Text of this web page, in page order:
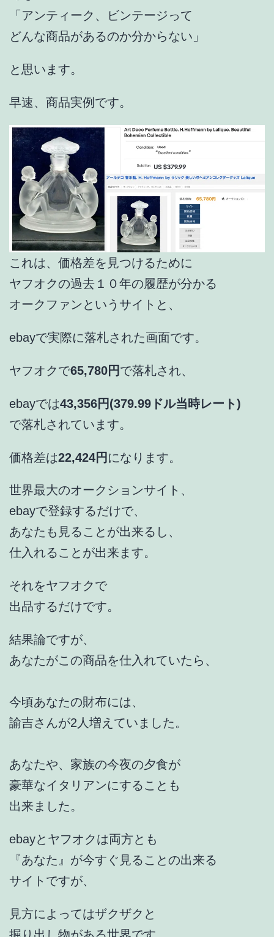
「アンティーク、ビンテージって
どんな商品があるのか分からない」
と思います。
早速、商品実例です。
これは、価格差を見つけるために
ヤフオクの過去１０年の履歴が分かる
オークファンというサイトと、
ebayで実際に落札された画面です。
ヤフオクで65,780円で落札され、
ebayでは43,356円(379.99ドル当時レート)
で落札されています。
価格差は22,424円 になります。
世界最大のオークションサイト、
ebayで登録するだけで、
あなたも見ることが出来るし、
仕入れることが出来ます。
それをヤフオクで
出品するだけです。
結果論ですが、
あなたがこの商品を仕入れていたら、
今頃あなたの財布には、
諭吉さんが2人増えていました。
あなたや、家族の今夜の夕食が
豪華なイタリアンにすることも
出来ました。
ebayとヤフオクは両方とも
『あなた』が今すぐ見ることの出来る
サイトですが、
見方によってはザクザクと